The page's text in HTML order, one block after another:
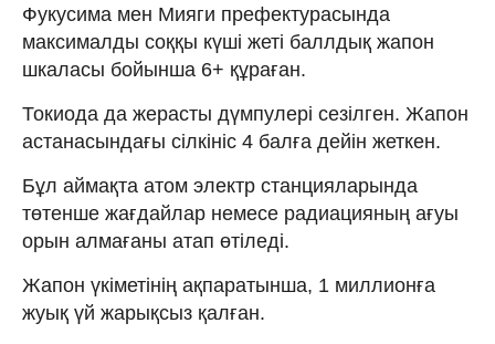
Фукусима мен Мияги префектурасында
максималды соққы күші жеті баллдық жапон
шкаласы бойынша 6+ құраған.
Токиода да жерасты дүмпулері сезілген. Жапон
астанасындағы сілкініс 4 балға дейін жеткен.
Бұл аймақта атом электр станцияларында
төтенше жағдайлар немесе радиацияның ағуы
орын алмағаны атап өтіледі.
Жапон үкіметінің ақпаратынша, 1 миллионға
жуық үй жарықсыз қалған.